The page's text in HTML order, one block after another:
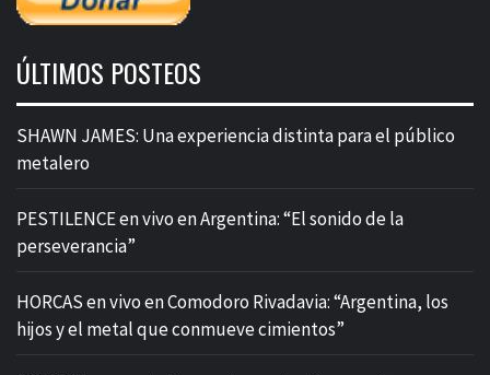
ÚLTIMOS POSTEOS
SHAWN JAMES: Una experiencia distinta para el público
metalero
PESTILENCE en vivo en Argentina: “El sonido de la
perseverancia”
HORCAS en vivo en Comodoro Rivadavia: “Argentina, los
hijos y el metal que conmueve cimientos”